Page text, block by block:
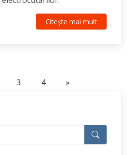
Citeşte mai mult
3 4 »